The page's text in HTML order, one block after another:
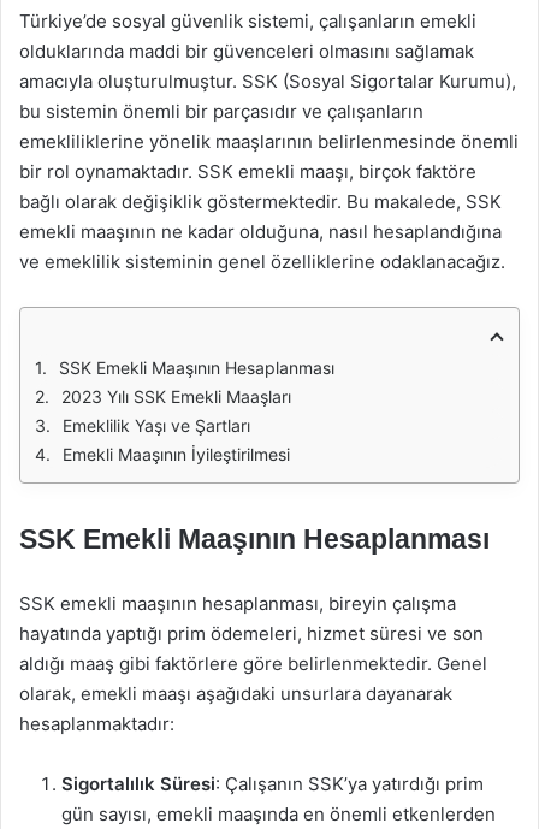
Türkiye’de sosyal güvenlik sistemi, çalışanların emekli
olduklarında maddi bir güvenceleri olmasını sağlamak
amacıyla oluşturulmuştur. SSK (Sosyal Sigortalar Kurumu),
bu sistemin önemli bir parçasıdır ve çalışanların
emekliliklerine yönelik maaşlarının belirlenmesinde önemli
bir rol oynamaktadır. SSK emekli maaşı, birçok faktöre
bağlı olarak değişiklik göstermektedir. Bu makalede, SSK
emekli maaşının ne kadar olduğuna, nasıl hesaplandığına
ve emeklilik sisteminin genel özelliklerine odaklanacağız.
SSK Emekli Maaşının Hesaplanması
2023 Yılı SSK Emekli Maaşları
Emeklilik Yaşı ve Şartları
Emekli Maaşının İyileştirilmesi
SSK Emekli Maaşının Hesaplanması
SSK emekli maaşının hesaplanması, bireyin çalışma
hayatında yaptığı prim ödemeleri, hizmet süresi ve son
aldığı maaş gibi faktörlere göre belirlenmektedir. Genel
olarak, emekli maaşı aşağıdaki unsurlara dayanarak
hesaplanmaktadır:
Sigortalılık Süresi: Çalışanın SSK’ya yatırdığı prim
gün sayısı, emekli maaşında en önemli etkenlerden